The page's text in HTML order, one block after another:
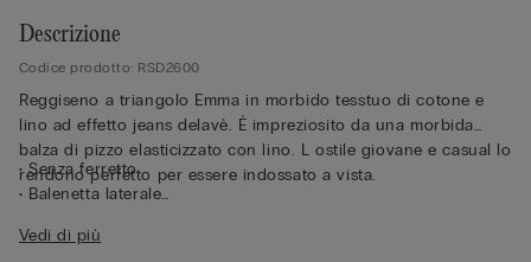
Descrizione
Codice prodotto: RSD2600
Reggiseno a triangolo Emma in morbido tesstuo di cotone e
lino ad effetto jeans delavè. È impreziosito da una morbida
balza di pizzo elasticizzato con lino. L ostile giovane e casual lo
rendono perfetto per essere indossato a vista.
• Senza ferretto
• Balenetta laterale
• Spallina rivestita regolabile nella parte posteriore
Vedi di più